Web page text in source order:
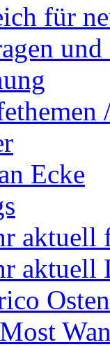
für
Ecke
aktuell
aktuell